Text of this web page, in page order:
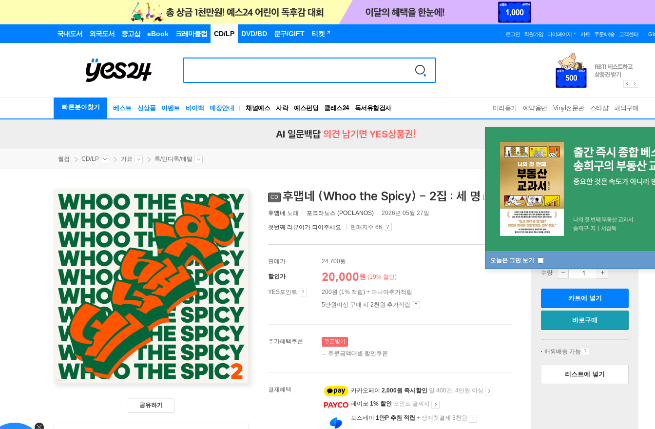
국내도서 외국도서 중고샵 eBook 크레마클럽 CD/LP DVD/BD 문구/GIFT 티켓 로그인 회원가입 마이페이지 카트 주문/배송 고객센터
빠른분야찾기 베스트 신상품 이벤트 바이백 매장안내 채널예스 사락 예스펀딩 클래스24
독서유형검사
RBTI Lab
미리듣기 예약음반 Vinyl전문관 스타샵 해외구매
오늘은 그만 보기
AI 일문백답 의견 남기면 YES상품권!
웰컴 CD/LP 가요 록/인디록/메탈
공유하기
CD 후맵네 (Whoo the Spicy) - 2집 : 세 명 [ 가사지 ]
후맵네 노래 포크라노스 (POCLANOS) 2026년 05월 27일
첫번째 리뷰어가 되어주세요. 판매지수 66
판매가 24,700원
할인가 20,000원 (19% 할인)
YES포인트
200원 (1% 적립) + 마니아추가적립
5만원이상 구매 시 2천원 추가적립
추가혜택쿠폰 쿠폰받기
주문금액대별 할인쿠폰
결제혜택 카카오페이 2,000원 즉시할인 일 400건, 4만원 이상
페이코 1% 할인 포인트 결제시
토스페이 1만P 추첨 적립 + 생애첫결제 3천원
판매중
수량
카트에 넣기
바로구매
해외배송 가능
리스트에 넣기